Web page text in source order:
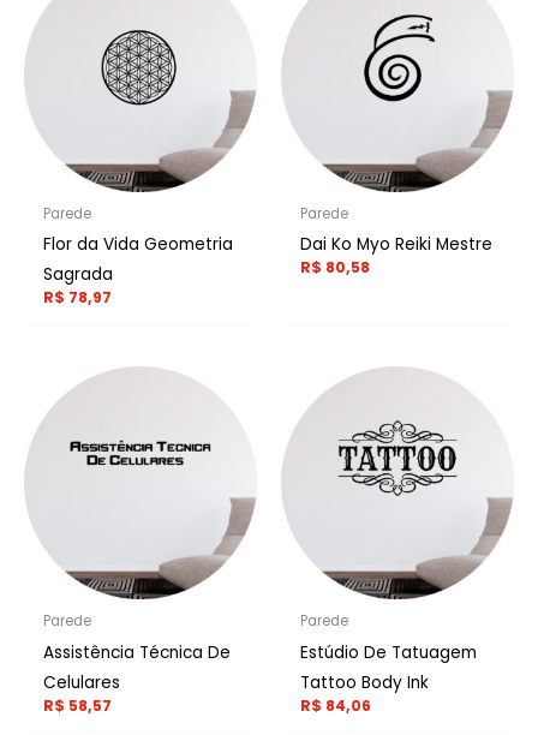
Parede
Flor da Vida Geometria
Sagrada
R$ 78,97
Parede
Dai Ko Myo Reiki Mestre
R$ 80,58
Parede
Assistência Técnica De
Celulares
R$ 58,57
Parede
Estúdio De Tatuagem
Tattoo Body Ink
R$ 84,06